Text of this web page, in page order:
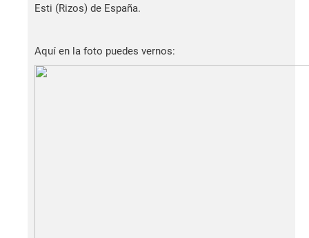
Esti (Rizos) de España.
Aquí en la foto puedes vernos: